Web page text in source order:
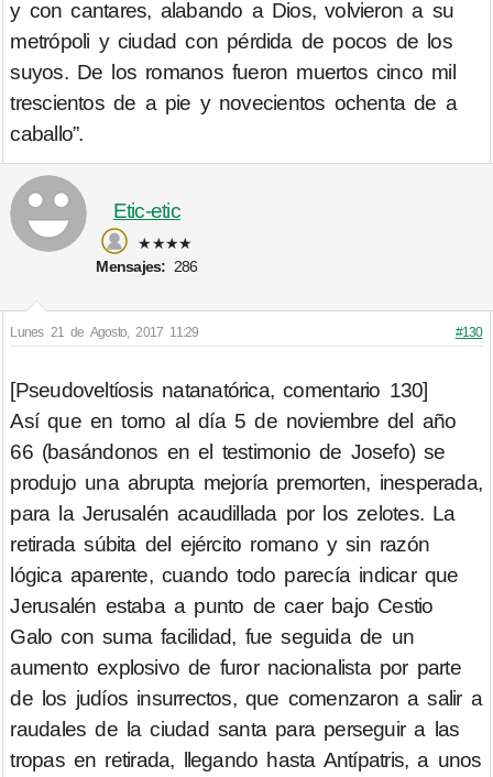
y con cantares, alabando a Dios, volvieron a su
metrópoli y ciudad con pérdida de pocos de los
suyos. De los romanos fueron muertos cinco mil
trescientos de a pie y novecientos ochenta de a
caballo”.
Etic-etic
★★★★
Mensajes: 286
Lunes 21 de Agosto, 2017 11:29 #130
[Pseudoveltíosis natanatórica, comentario 130]
Así que en torno al día 5 de noviembre del año
66 (basándonos en el testimonio de Josefo) se
produjo una abrupta mejoría premorten, inesperada,
para la Jerusalén acaudillada por los zelotes. La
retirada súbita del ejército romano y sin razón
lógica aparente, cuando todo parecía indicar que
Jerusalén estaba a punto de caer bajo Cestio
Galo con suma facilidad, fue seguida de un
aumento explosivo de furor nacionalista por parte
de los judíos insurrectos, que comenzaron a salir a
raudales de la ciudad santa para perseguir a las
tropas en retirada, llegando hasta Antípatris, a unos